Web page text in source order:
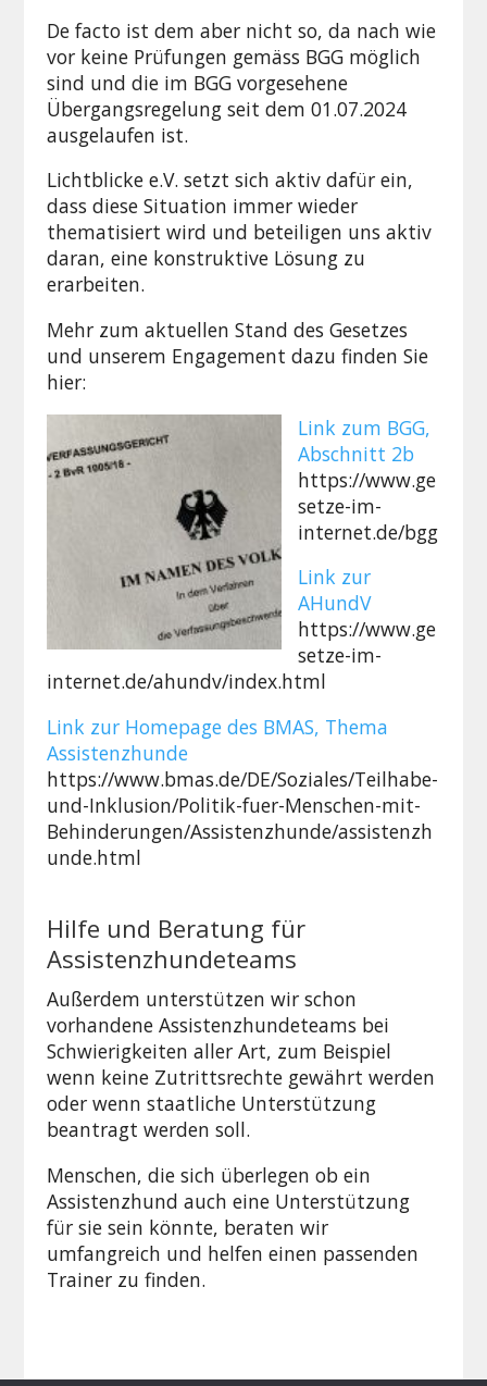
De facto ist dem aber nicht so, da nach wie
vor keine Prüfungen gemäss BGG möglich
sind und die im BGG vorgesehene
Übergangsregelung seit dem 01.07.2024
ausgelaufen ist.
Lichtblicke e.V. setzt sich aktiv dafür ein,
dass diese Situation immer wieder
thematisiert wird und beteiligen uns aktiv
daran, eine konstruktive Lösung zu
erarbeiten.
Mehr zum aktuellen Stand des Gesetzes
und unserem Engagement dazu finden Sie
hier:
Link zum BGG,
Abschnitt 2b
https://www.ge
setze-im-
internet.de/bgg
Link zur
AHundV
https://www.ge
setze-im-
internet.de/ahundv/index.html
Link zur Homepage des BMAS, Thema
Assistenzhunde
https://www.bmas.de/DE/Soziales/Teilhabe-
und-Inklusion/Politik-fuer-Menschen-mit-
Behinderungen/Assistenzhunde/assistenzh
unde.html
Hilfe und Beratung für
Assistenzhundeteams
Außerdem unterstützen wir schon
vorhandene Assistenzhundeteams bei
Schwierigkeiten aller Art, zum Beispiel
wenn keine Zutrittsrechte gewährt werden
oder wenn staatliche Unterstützung
beantragt werden soll.
Menschen, die sich überlegen ob ein
Assistenzhund auch eine Unterstützung
für sie sein könnte, beraten wir
umfangreich und helfen einen passenden
Trainer zu finden.